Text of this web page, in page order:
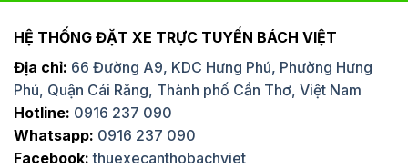
HỆ THỐNG ĐẶT XE TRỰC TUYẾN BÁCH VIỆT
Địa chỉ: 66 Đường A9, KDC Hưng Phú, Phường Hưng
Phú, Quận Cái Răng, Thành phố Cần Thơ, Việt Nam
Hotline: 0916 237 090
Whatsapp: 0916 237 090
Facebook: thuexecanthobachviet